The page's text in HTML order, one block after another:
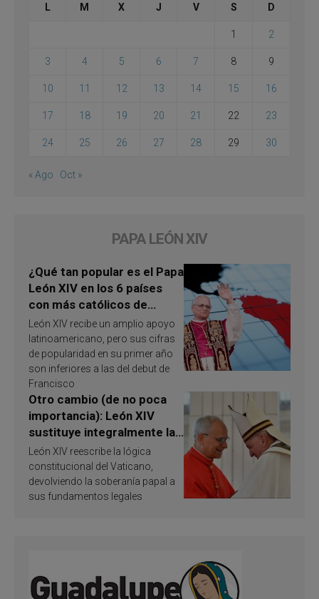
L M X J V S D
1 2
3 4 5 6 7 8 9
10 11 12 13 14 15 16
17 18 19 20 21 22 23
24 25 26 27 28 29 30
« Ago Oct »
PAPA LEÓN XIV
¿Qué tan popular es el Papa
León XIV en los 6 países
con más católicos de
América Latina en 2026?
Publican resultados de
investigación
León XIV recibe un amplio apoyo
latinoamericano, pero sus cifras
de popularidad en su primer año
son inferiores a las del debut de
Francisco
Otro cambio (de no poca
importancia): León XIV
sustituye integralmente la
ley vaticana de Papa
Francisco
León XIV reescribe la lógica
constitucional del Vaticano,
devolviendo la soberanía papal a
sus fundamentos legales